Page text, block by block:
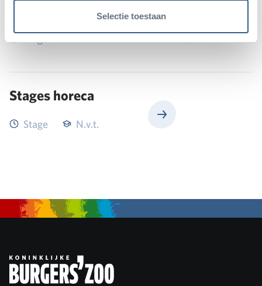
Selectie toestaan
Stages dierverzorging
Stage N.v.t
Stages horeca
Stage N.v.t.